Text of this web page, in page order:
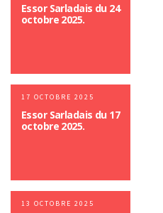
Essor Sarladais du 24
octobre 2025.
17 OCTOBRE 2025
Essor Sarladais du 17
octobre 2025.
13 OCTOBRE 2025